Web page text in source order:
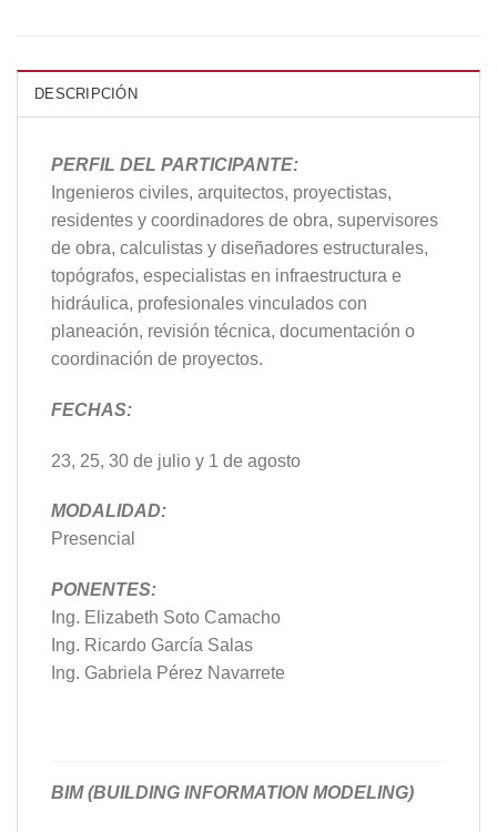
DESCRIPCIÓN
PERFIL DEL PARTICIPANTE:
Ingenieros civiles, arquitectos, proyectistas,
residentes y coordinadores de obra, supervisores
de obra, calculistas y diseñadores estructurales,
topógrafos, especialistas en infraestructura e
hidráulica, profesionales vinculados con
planeación, revisión técnica, documentación o
coordinación de proyectos.
FECHAS:
23, 25, 30 de julio y 1 de agosto
MODALIDAD:
Presencial
PONENTES:
Ing. Elizabeth Soto Camacho
Ing. Ricardo García Salas
Ing. Gabriela Pérez Navarrete
BIM (BUILDING INFORMATION MODELING)